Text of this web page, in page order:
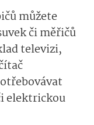
můžete
či měřičů
televizi,
elektrickou